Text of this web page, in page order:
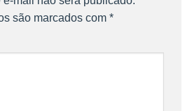
são marcados com *